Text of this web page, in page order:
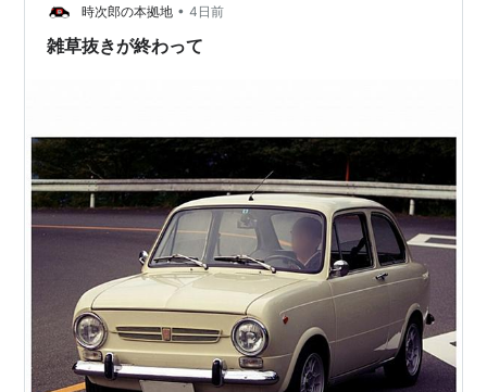
ほうも、市価と比べてなんか馬鹿みたいに安い。 …
時次郎の本拠地 • 4日前
雑草抜きが終わって